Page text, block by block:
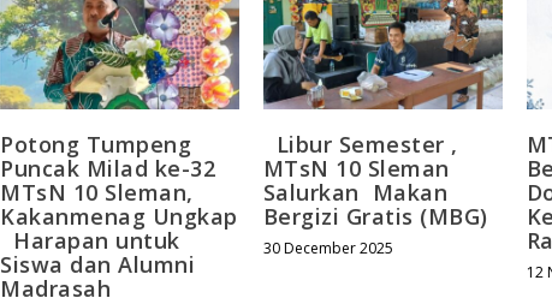
Potong Tumpeng
Puncak Milad ke-32
MTsN 10 Sleman,
Kakanmenag Ungkap
Harapan untuk
Siswa dan Alumni
Madrasah
Libur Semester ,
MTsN 10 Sleman
Salurkan Makan
Bergizi Gratis (MBG)
30 December 2025
12